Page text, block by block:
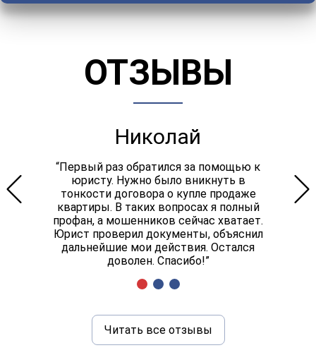
ОТЗЫВЫ
Николай
“Первый раз обратился за помощью к
юристу. Нужно было вникнуть в
тонкости договора о купле продаже
квартиры. В таких вопросах я полный
профан, а мошенников сейчас хватает.
Юрист проверил документы, объяснил
дальнейшие мои действия. Остался
доволен. Спасибо!”
Читать все отзывы